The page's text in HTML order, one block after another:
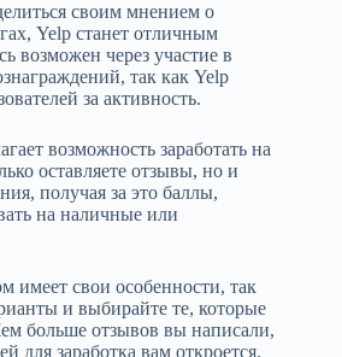
своим мнением о
Yelp станет отличным
возможен через участие в
так как Yelp
за активность.
возможность заработать на
оставляете отзывы, но и
получая за это баллы,
на наличные или
имеет свои особенности, так
и выбирайте те, которые
больше отзывов вы написали,
для заработка вам откроется.